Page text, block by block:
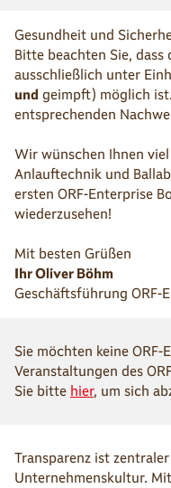
Gesundheit und
Bitte beachten Sie, dass
ausschließlich unter
und geimpft) möglich
entsprechenden
Wir wünschen Ihnen
Anlauftechnik und
ersten ORF-Enterprise
wiederzusehen!
Mit besten Grüßen
Ihr Oliver Böhm
Geschäftsführung ORF-
Sie möchten keine ORF-
Veranstaltungen des
Sie bitte hier, um sich
Transparenz ist
Unternehmenskultur.